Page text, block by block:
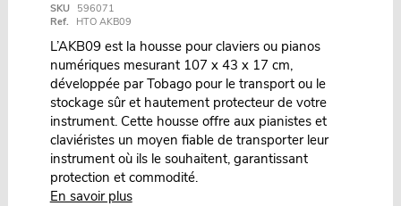
SKU
596071
Ref.
HTO AKB09
L’AKB09 est la housse pour claviers ou pianos
numériques mesurant 107 x 43 x 17 cm,
développée par Tobago pour le transport ou le
stockage sûr et hautement protecteur de votre
instrument. Cette housse offre aux pianistes et
claviéristes un moyen fiable de transporter leur
instrument où ils le souhaitent, garantissant
protection et commodité.
En savoir plus